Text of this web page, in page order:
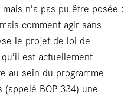
n’a pas pu être posée :
comment agir sans
le projet de loi de
est actuellement
au sein du programme
BOP 334) une